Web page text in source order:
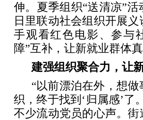
伸。夏季组织“送清凉”
日里联动社会组织开展
手观看红色电影、参
障”互补，让新就业群体
建强组织聚合力，让
“以前漂泊在外，想
织，终于找到‘归属感’了
不少流动党员的心声。